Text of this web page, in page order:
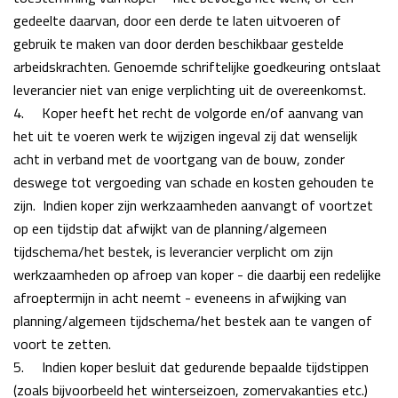
gedeelte daarvan, door een derde te laten uitvoeren of
gebruik te maken van door derden beschikbaar gestelde
arbeidskrachten. Genoemde schriftelijke goedkeuringontslaat
leverancier niet van enige verplichting uit de overeenkomst.
4.
Koper heeft het recht de volgorde en/of aanvang van
het uit te voeren werk te wijzigen ingeval zij dat wenselijk
acht in verband met de voortgang van de bouw, zonder
deswege tot vergoeding van schade en kosten gehouden te
zijn. Indien koper zijn werkzaamheden aanvangt of voortzet
op een tijdstip dat afwijkt van de planning/algemeen
tijdschema/het bestek, is leverancier verplicht om zijn
werkzaamheden op afroep van koper - die daarbij een redelijke
afroeptermijn in acht neemt - eveneens in afwijking van
planning/algemeen tijdschema/het bestek aan te vangen of
voort te zetten.
5.
Indien koper besluit dat gedurende bepaalde tijdstippen
(zoals bijvoorbeeld het winterseizoen, zomervakanties etc.)